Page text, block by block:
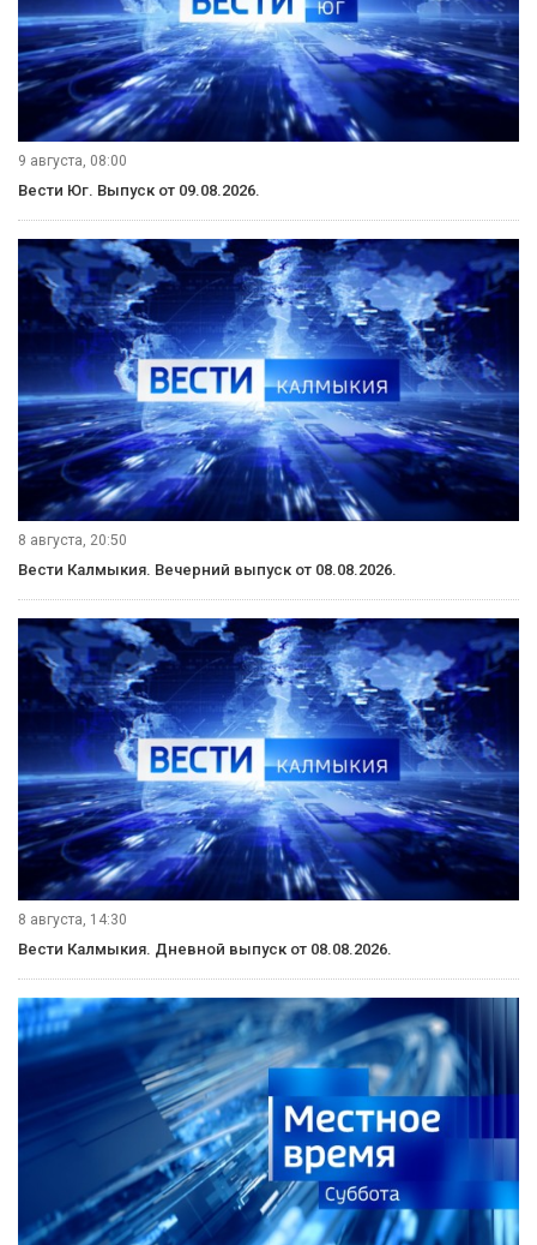
9 августа, 08:00
Вести Юг. Выпуск от 09.08.2026.
8 августа, 20:50
Вести Калмыкия. Вечерний выпуск от 08.08.2026.
8 августа, 14:30
Вести Калмыкия. Дневной выпуск от 08.08.2026.